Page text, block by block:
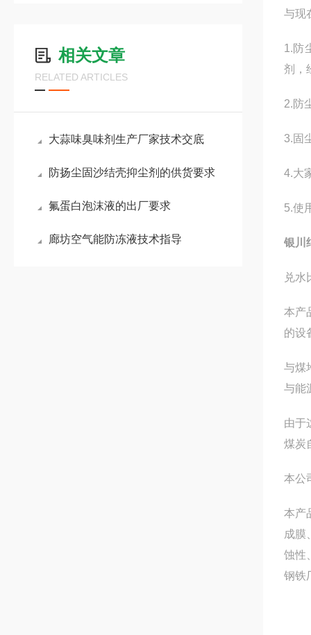
相关文章
RELATED ARTICLES
大蒜味臭味剂生产厂家技术交底
防扬尘固沙结壳抑尘剂的供货要求
氟蛋白泡沫液的出厂要求
廊坊空气能防冻液技术指导
与现
1.防
剂，
2.防
3.固
4.大
5.使
银川
兑
本产
的设
与煤
与能
由于
煤炭
本公
本产
成膜
蚀性
钢铁